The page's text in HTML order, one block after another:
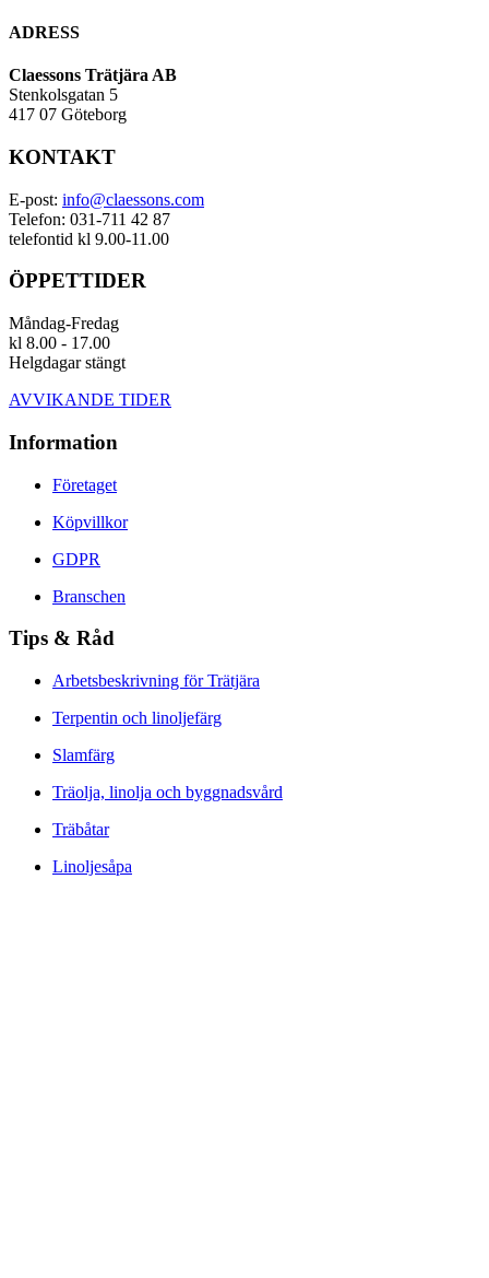
ADRESS
Claessons Trätjära AB
Stenkolsgatan 5
417 07 Göteborg
KONTAKT
E-post: info@claessons.com
Telefon: 031-711 42 87
telefontid kl 9.00-11.00
ÖPPETTIDER
Måndag-Fredag
kl 8.00 - 17.00
Helgdagar stängt
AVVIKANDE TIDER
Information
Företaget
Köpvillkor
GDPR
Branschen
Tips & Råd
Arbetsbeskrivning för Trätjära
Terpentin och linoljefärg
Slamfärg
Träolja, linolja och byggnadsvård
Träbåtar
Linoljesåpa